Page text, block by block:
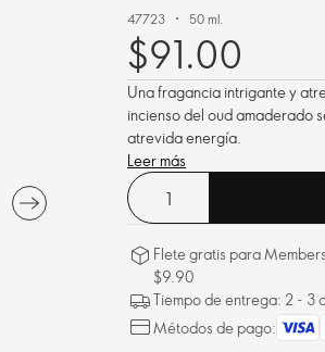
47723 50 ml.
$91.00
Una fragancia intrigante y
incienso del oud amaderado
atrevida energía.
Leer más
Flete gratis para
$9.90
Tiempo de entrega: 2 - 3
Métodos de pago: